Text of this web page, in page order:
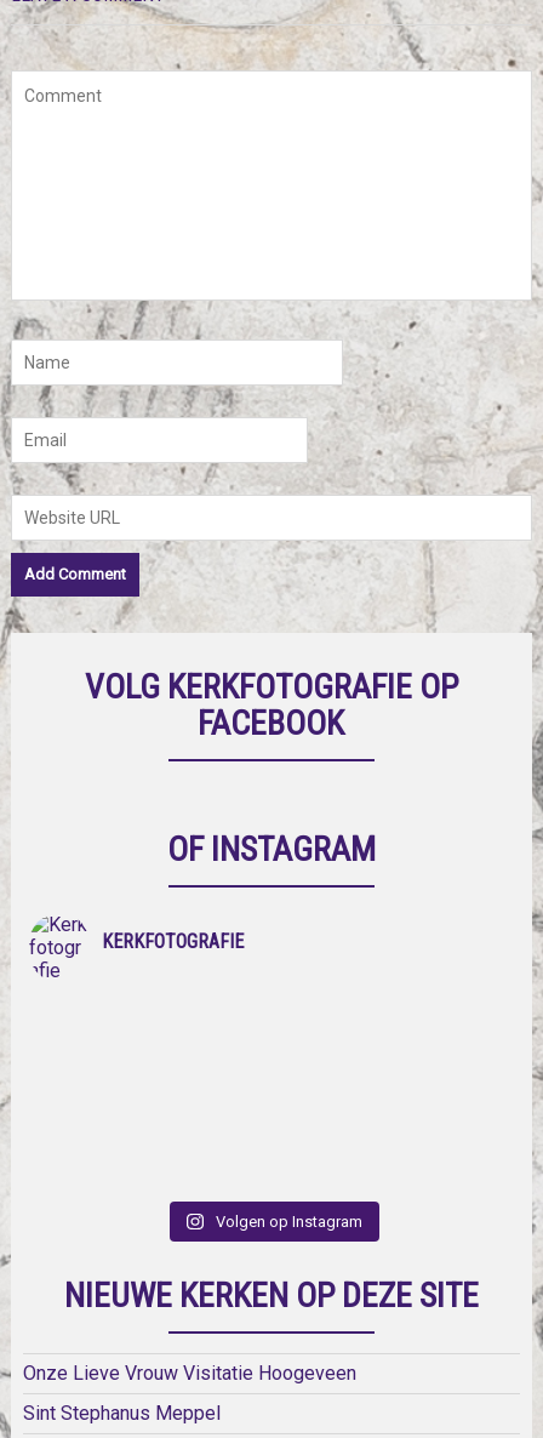
VOLG KERKFOTOGRAFIE OP
FACEBOOK
OF INSTAGRAM
KERKFOTOGRAFIE
Volgen op Instagram
NIEUWE KERKEN OP DEZE SITE
Onze Lieve Vrouw Visitatie Hoogeveen
Sint Stephanus Meppel